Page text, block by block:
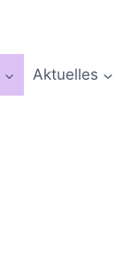
Aktuelles